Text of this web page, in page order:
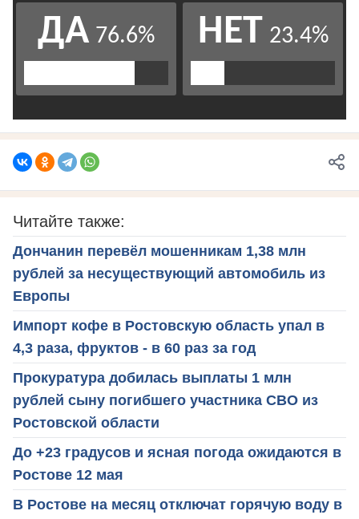
Читайте также:
Дончанин перевёл мошенникам 1,38 млн
рублей за несуществующий автомобиль из
Европы
Импорт кофе в Ростовскую область упал в
4,3 раза, фруктов - в 60 раз за год
Прокуратура добилась выплаты 1 млн
рублей сыну погибшего участника СВО из
Ростовской области
До +23 градусов и ясная погода ожидаются в
Ростове 12 мая
В Ростове на месяц отключат горячую воду в